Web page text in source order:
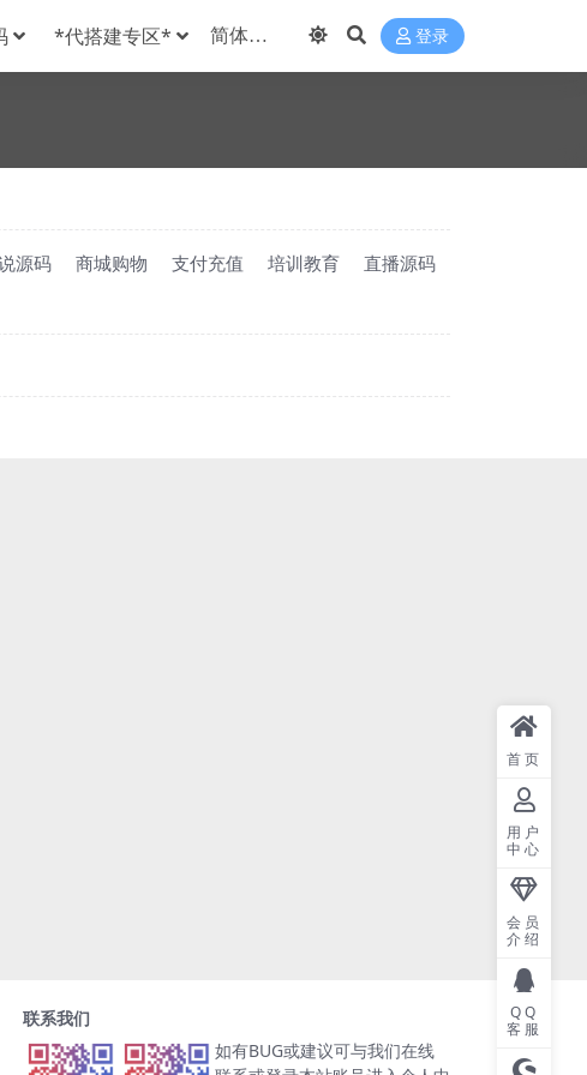
*代搭建专区* 登录
源码 商城购物 支付充值 培训教育
直播源码
联系我们
如有BUG或建议可与我们在线
首页
用户
中心
会员
介绍
QQ
客服